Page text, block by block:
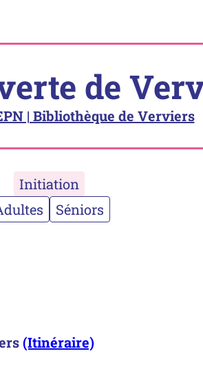
de
| Bibliothèque de Verviers
Initiation
Séniors
(Itinéraire)